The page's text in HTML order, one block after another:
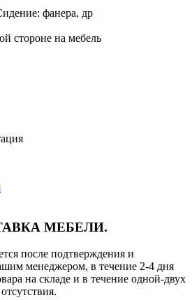
фанера, др
стороне на мебель
МЕБЕЛИ.
после подтверждения и
менеджером, в течение 2-4 дня
на складе и в течение одной-двух